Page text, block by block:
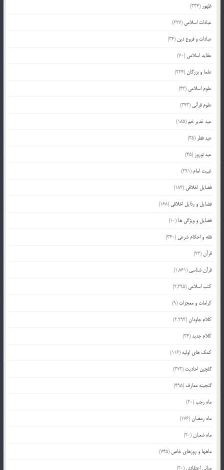
ظهور (334)
عبادات اسلامی (627)
عبادات و فروع دین (34)
عقاید اسلامی (70)
علما و بزرگان(224)
علوم اسلامی (43)
علوم قرآنی (343)
عید غدیر خم(185)
عید فطر (35)
عید نوروز (45)
غیبت امام (291)
فضایل اخلاقی (183)
فضایل و رذایل اخلاقی (168)
فضایل و ویژگی ها (10)
فقه و احکام شرعی (340)
قرآن(23)
قرآن شناسی (1,861)
کتب اسلامی (2,295)
کرامات و معجزات (9)
کلام جاودان(2,293)
کلام جدید(34)
کمک های اولیه (116)
گلچین احادیث (372)
گنجینه معارف (495)
ماه رجب(20)
ماه رمضان(176)
ماه شعبان(20)
ماهها و روزهای خاص (745)